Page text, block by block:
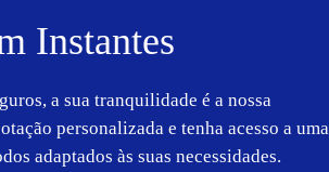
Instantes
a sua tranquilidade é a nossa
personalizada e tenha acesso a uma
adaptados às suas necessidades.